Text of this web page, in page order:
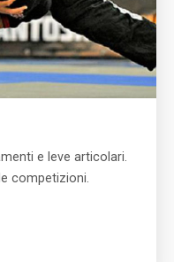
e leve articolari.
competizioni.